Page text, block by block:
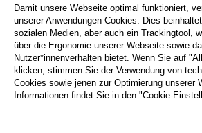
Damit unsere Webseite optimal funktioniert,
unserer Anwendungen Cookies. Dies
sozialen Medien, aber auch ein Trackingtool,
über die Ergonomie unserer Webseite sowie
Nutzer*innenverhalten bietet. Wenn Sie auf
klicken, stimmen Sie der Verwendung von
Cookies sowie jenen zur Optimierung unserer
Informationen findet Sie in den "Cookie-